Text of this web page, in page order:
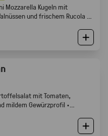
Mozzarella Kugeln mit
und frischem Rucola ·
mit Tomaten,
mildem Gewürzprofil ·